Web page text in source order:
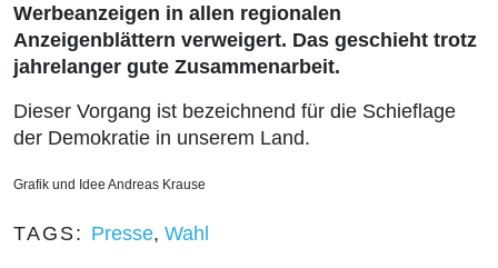
Werbeanzeigen in allen regionalen
Anzeigenblättern verweigert. Das geschieht trotz
jahrelanger gute Zusammenarbeit.
Dieser Vorgang ist bezeichnend für die Schieflage
der Demokratie in unserem Land.
Grafik und Idee Andreas Krause
TAGS: Presse, Wahl